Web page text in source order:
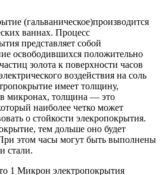
(гальваническое)производится
ваннах. Процесс
представляет собой
освободившихся положительно
золота к поверхности часов
воздействия на соль
имеет толщину,
микронах, толщина — это
наиболее четко может
о стойкости элекропокрытия.
тем дольше оно будет
этом часы могут быть выполнены
стали.
1 Микрон электропокрытия